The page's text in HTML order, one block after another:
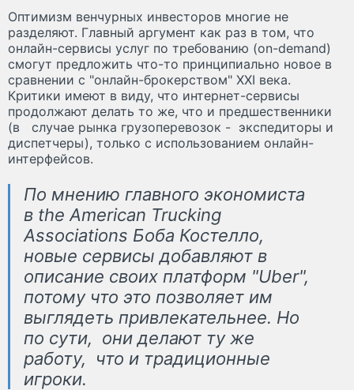
Оптимизм венчурных инвесторов многие не
разделяют. Главный аргумент как раз в том, что
онлайн-сервисы услуг по требованию (on-demand)
смогут предложить что-то принципиально новое в
сравнении с "онлайн-брокерством" XXI века.
Критики имеют в виду, что интернет-сервисы
продолжают делать то же, что и предшественники
(в случае рынка грузоперевозок - экспедиторы и
диспетчеры), только с использованием онлайн-
интерфейсов.
По мнению главного экономиста
в the American Trucking
Associations Боба Костелло,
новые сервисы добавляют в
описание своих платформ "Uber",
потому что это позволяет им
выглядеть привлекательнее. Но
по сути, они делают ту же
работу, что и традиционные
игроки.